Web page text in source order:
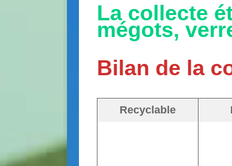
La collecte
mégots,
Bilan de la
Recyclable